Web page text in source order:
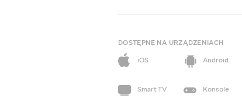
DOSTĘPNE NA URZĄDZENIACH
iOS
Android
Smart TV Konsole